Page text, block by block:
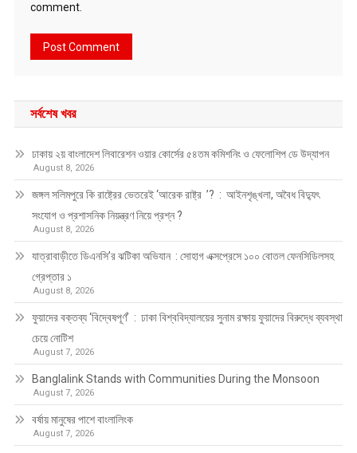
comment.
সর্বশেষ খবর
ঢাকায় ২য় বাংলাদেশ লিবারেশন ওয়ার কোর্সের ৫৪তম কমিশনিং ও ফেলোশিপ ডে উদ্‌যাপন
August 8, 2026
জঙ্গল সলিমপুরে কি রাষ্ট্রের ভেতরেই ‘আরেক রাষ্ট্র ’? : আইনশৃঙ্খলা, অবৈধ বিদ্যুৎ
সংযোগ ও প্রশাসনিক নিয়ন্ত্রণ নিয়ে প্রশ্ন ?
August 8, 2026
যাত্রাবাড়ীতে ডিএনসি’র ঝটিকা অভিযান : সোহাগ এক্সপ্রেসে ১০০ বোতল ফেনসিডিলসহ
গ্রেপ্তার ১
August 8, 2026
ফুয়াদের বক্তব্য ‘বিদ্বেষপূর্ণ’ : ঢাকা বিশ্ববিদ্যালয়ের সুনাম রক্ষায় ফুয়াদের বিরুদ্ধে ব্যবস্থা
চেয়ে নোটিশ
August 7, 2026
Banglalink Stands with Communities During the Monsoon
August 7, 2026
বর্ষায় মানুষের পাশে বাংলালিংক
August 7, 2026